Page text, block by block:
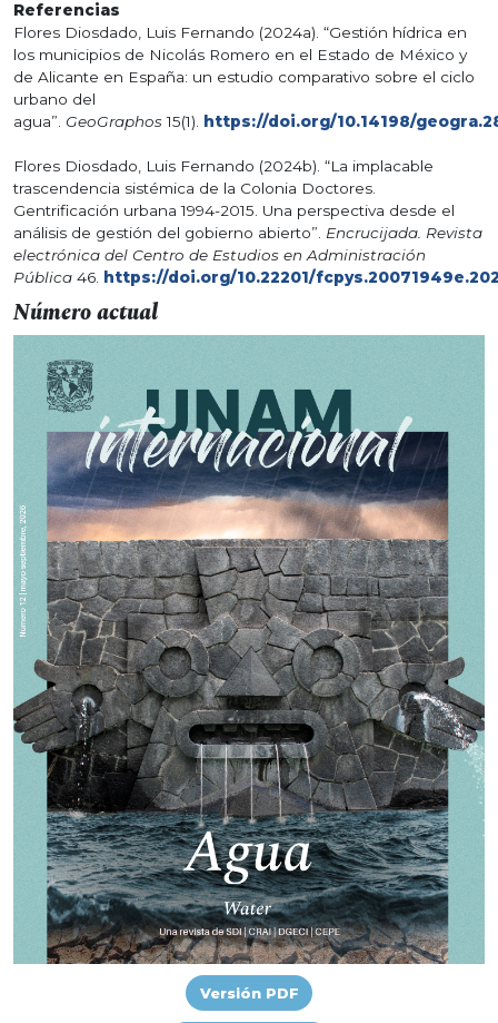
Referencias
Flores Diosdado, Luis Fernando (2024a). “Gestión hídrica en
los municipios de Nicolás Romero en el Estado de México y
de Alicante en España: un estudio comparativo sobre el ciclo
urbano del
agua”. GeoGraphos15(1). https://doi.org/10.14198/
Flores Diosdado, Luis Fernando (2024b). “La implacable
trascendencia sistémica de la Colonia Doctores.
Gentrificación urbana 1994-2015. Una perspectiva desde el
análisis de gestión del gobierno abierto”. Encrucijada. Revista
electrónica del Centro de Estudios en Administración
Pública 46. https://doi.org/10.22201/
Número actual
Versión PDF